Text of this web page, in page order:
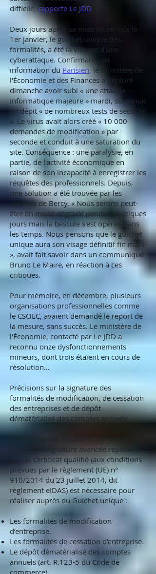
difficile,rapporte Le JDD
Deux jours après sa mise en service le
1er janvier, le guichet unique des
formalités, a été la victime d'une
cyberattaque. Confirmant une
information du Parisien,le ministère de
l'Économie et des Finances a déploré
dimanche avoir subi « une attaque
informatique majeure » mardi, survenue
en dépit « de nombreux tests de sécurité
». Le virus avait alors créé « 10 000
demandes de modification » par
seconde et conduit à une saturation du
site. Conséquence : une paralysie, en
partie, de l'activité économique en
raison de son incapacité à enregistrer les
requêtes des professionnels. Depuis,
une solution a été trouvée par les
services de Bercy. « Nous serons peut-
être en mode dégradé pendant quelques
jours mais la bascule s'est opérée dans
les temps. Nous pensons que le guichet
unique aura son visage définitif fin mars
», avait fait savoir dans un communiqué
Bruno Le Maire, en réaction à ces
critiques.
Pour mémoire, en décembre, plusieurs
organisations professionnelles comme
le CSOEC, avaient demandé le report de
la mesure, sans succès. Le ministère de
l'Économie, contacté par Le JDD a
reconnu onze dysfonctionnements
mineurs, dont trois étaient en cours de
résolution…
Précisions sur la signature des
formalités de modification, de cessation
des entreprises et de dépôt
dématérialisé des comptes annuels
Pour mémoire, depuis le 1er janvier
2023, une signature avancée reposant
sur un certificat qualifié (aux conditions
prévues par le règlement (UE) n°
910/2014 du 23 juillet 2014, dit
règlement eIDAS) est nécessaire pour
réaliser auprès du Guichet unique :
Les formalités de modification
d’entreprise.
Les formalités de cessation d’entreprise.
Le dépôt dématérialisé des comptes
annuels (art. R.123-5 du Code de
commerce).